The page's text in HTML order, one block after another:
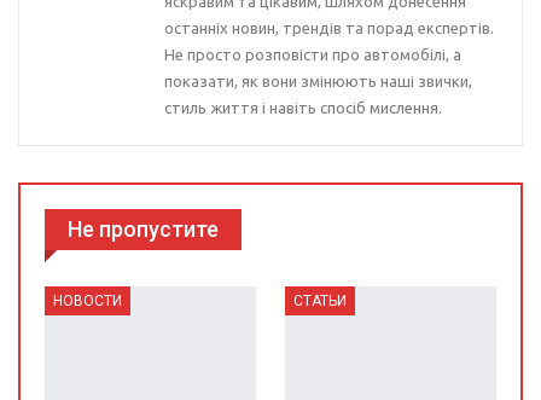
останніх новин, трендів та порад експертів.
Не просто розповісти про автомобілі, а
показати, як вони змінюють наші звички,
стиль життя і навіть спосіб мислення.
Не пропустите
НОВОСТИ СТАТЬИ